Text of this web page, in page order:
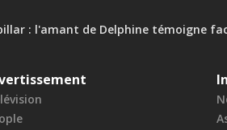
: l'amant de Delphine témoigne